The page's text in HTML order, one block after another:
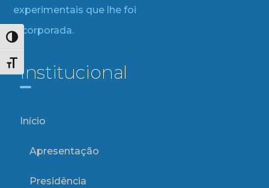
Alternar alto contraste
Alternar tamanho da fonte
experimentais que lhe foi
incorporada.
Institucional
Início
Apresentação
Presidência